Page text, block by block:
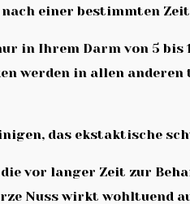
einer bestimmten
in Ihrem Darm von 5 bis
werden in allen
das ekstaktische
vor langer Zeit zur
Nuss wirkt wohltuend